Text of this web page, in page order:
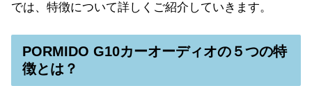
では、特徴について詳しくご紹介していきます。
PORMIDO G10カーオーディオの５つの特
徴とは？